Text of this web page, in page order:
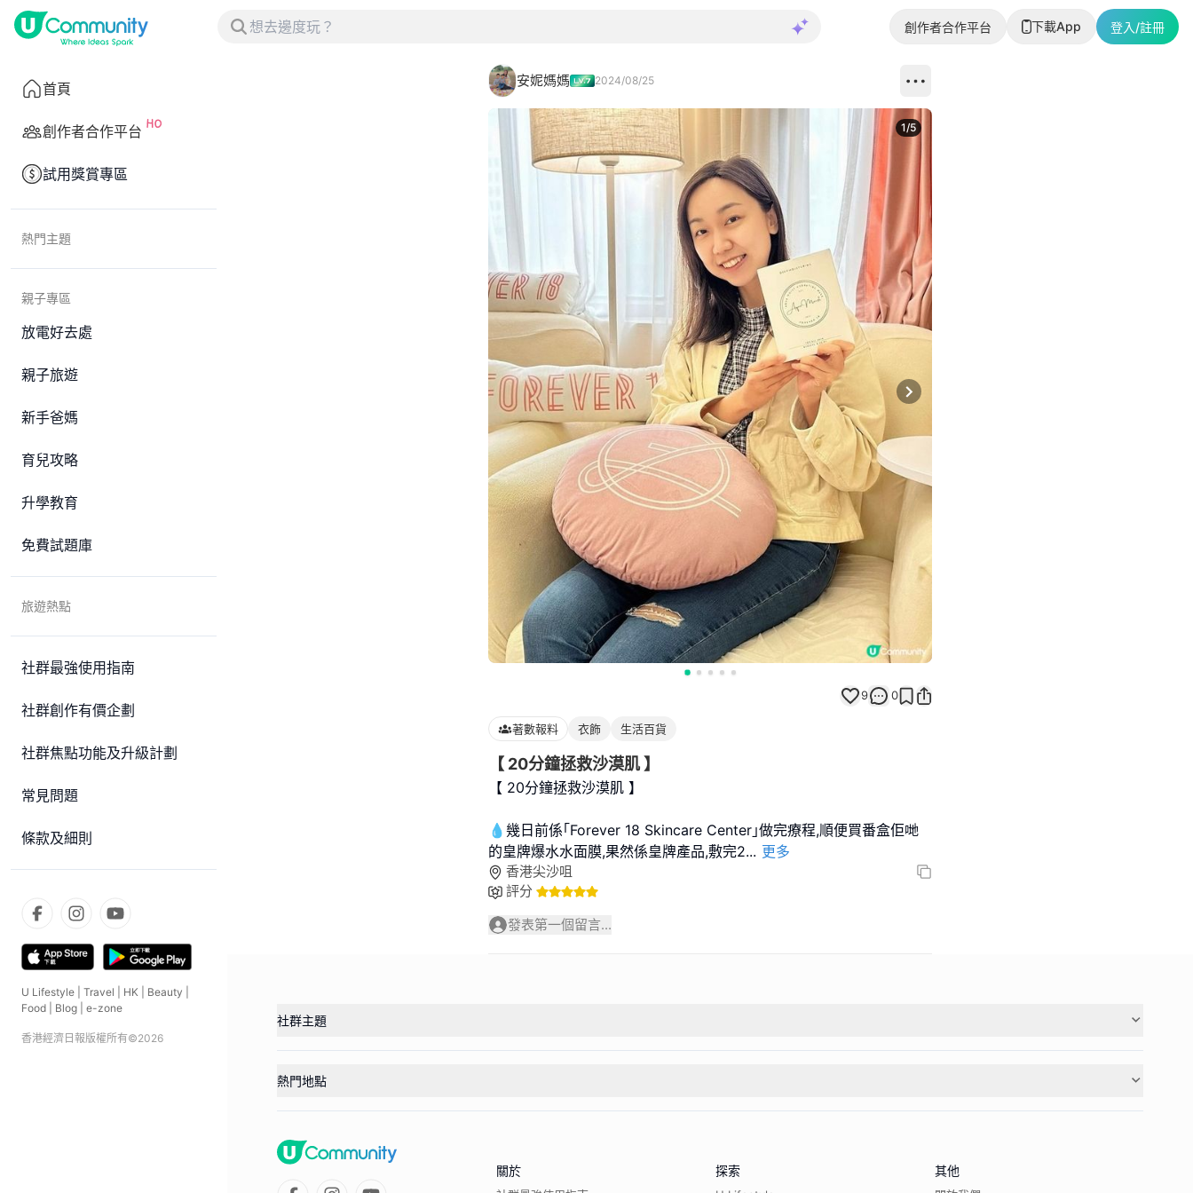
創作者合作平台 下載App 登入/註冊
首頁
創作者合作平台
試用獎賞專區
熱門主題
親子專區
放電好去處
親子旅遊
新手爸媽
育兒攻略
升學教育
免費試題庫
旅遊熱點
社群最強使用指南
社群創作有價企劃
社群焦點功能及升級計劃
常見問題
條款及細則
U Lifestyle Travel HK Beauty
Food
Blog e-zone
香港經濟日報版權所有©2026
安妮媽媽 2024/08/25
Next slide
1/5
9 0
著數報料 衣飾 生活百貨
【 20分鐘拯救沙漠肌 】
【 20分鐘拯救沙漠肌 】
💧幾日前係｢Forever 18 Skincare Center｣做完療程,順便買番盒佢哋
的皇牌爆水水面膜,果然係皇牌產品,敷完2... 更多
香港尖沙咀
評分
發表第一個留言...
社群主題
熱門地點
關於 探索 其他